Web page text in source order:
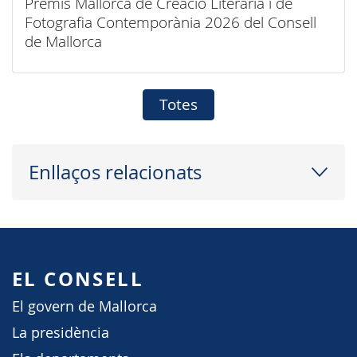
Fotografia Contemporània 2026 del Consell
de Mallorca
Totes
Enllaços relacionats
EL CONSELL
El govern de Mallorca
La presidència